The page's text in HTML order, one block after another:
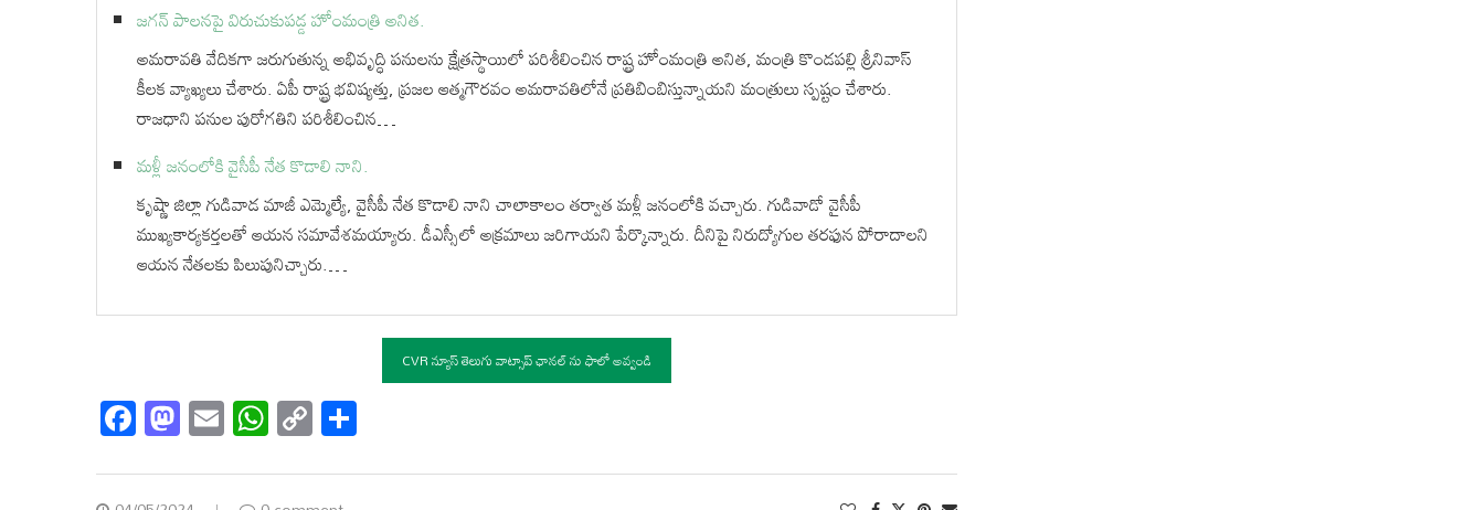
జగన్ పాలనపై విరుచుకుపడ్డ హోంమంత్రి అనిత.
అమరావతి వేదికగా జరుగుతున్న అభివృద్ధి పనులను క్షేత్రస్థాయిలో పరిశీలించిన రాష్ట్ర హోంమంత్రి అనిత, మంత్రి కొండపల్లి శ్రీనివాస్
కీలక వ్యాఖ్యలు చేశారు. ఏపీ రాష్ట్ర భవిష్యత్తు, ప్రజల ఆత్మగౌరవం అమరావతిలోనే ప్రతిబింబిస్తున్నాయని మంత్రులు స్పష్టం చేశారు.
రాజధాని పనుల పురోగతిని పరిశీలించిన…
మళ్లీ జనంలోకి వైసీపీ నేత కొడాలి నాని.
కృష్ణా జిల్లా గుడివాడ మాజీ ఎమ్మెల్యే, వైసీపీ నేత కొడాలి నాని చాలాకాలం తర్వాత మళ్లీ జనంలోకి వచ్చారు. గుడివాడో వైసీపీ
ముఖ్యకార్యకర్తలతో ఆయన సమావేశమయ్యారు. డీఎస్సీలో అక్రమాలు జరిగాయని పేర్కొన్నారు. దీనిపై నిరుద్యోగుల తరఫున పోరాదాలని
ఆయన నేతలకు పిలుపునిచ్చారు.…
CVR న్యూస్ తెలుగు వాట్సాప్ ఛానల్ ను ఫాలో అవ్వండి
Facebook
Mastodon
EmailWhatsApp
Copy
Link